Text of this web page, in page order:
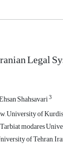
Legal
Shahsavari3
University of
modares
of Tehran,